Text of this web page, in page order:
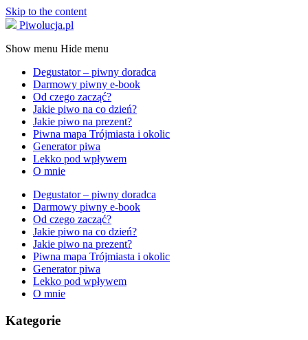
Skip to the content
Piwolucja.pl
Show menu Hide menu
Degustator – piwny doradca
Darmowy piwny e-book
Od czego zacząć?
Jakie piwo na co dzień?
Jakie piwo na prezent?
Piwna mapa Trójmiasta i okolic
Generator piwa
Lekko pod wpływem
O mnie
Degustator – piwny doradca
Darmowy piwny e-book
Od czego zacząć?
Jakie piwo na co dzień?
Jakie piwo na prezent?
Piwna mapa Trójmiasta i okolic
Generator piwa
Lekko pod wpływem
O mnie
Kategorie